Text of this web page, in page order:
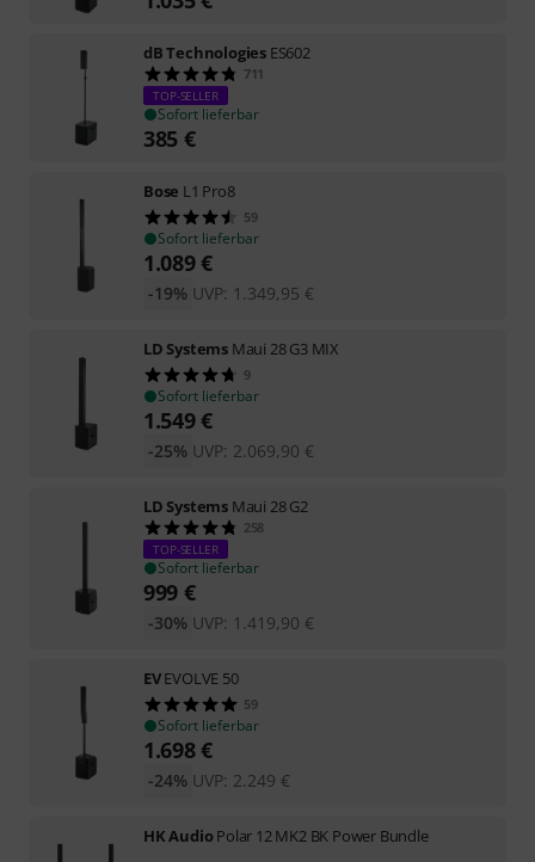
dB Technologies ES602
711
TOP-SELLER
Sofort lieferbar
385 €
Bose L1 Pro8
59
Sofort lieferbar
1.089€
UVP: 1.349,95 €
-19%
LD Systems Maui 28 G3 MIX
9
Sofort lieferbar
1.549€
UVP: 2.069,90 €
-25%
LD Systems Maui 28 G2
258
TOP-SELLER
Sofort lieferbar
999 €
UVP: 1.419,90 €
-30%
EVEVOLVE 50
59
Sofort lieferbar
1.698€
UVP: 2.249 €
-24%
HK AudioPolar 12 MK2 BK Power Bundle